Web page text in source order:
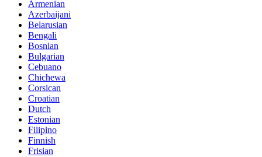
Armenian
Azerbaijani
Belarusian
Bengali
Bosnian
Bulgarian
Cebuano
Chichewa
Corsican
Croatian
Dutch
Estonian
Filipino
Finnish
Frisian